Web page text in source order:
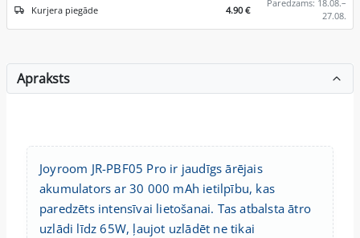
Kurjera piegāde 4.90 €
Paredzams: 18.08.–
27.08.
Apraksts
Joyroom JR-PBF05 Pro ir jaudīgs ārējais
akumulators ar 30 000 mAh ietilpību, kas
paredzēts intensīvai lietošanai. Tas atbalsta ātro
uzlādi līdz 65W, ļaujot uzlādēt ne tikai